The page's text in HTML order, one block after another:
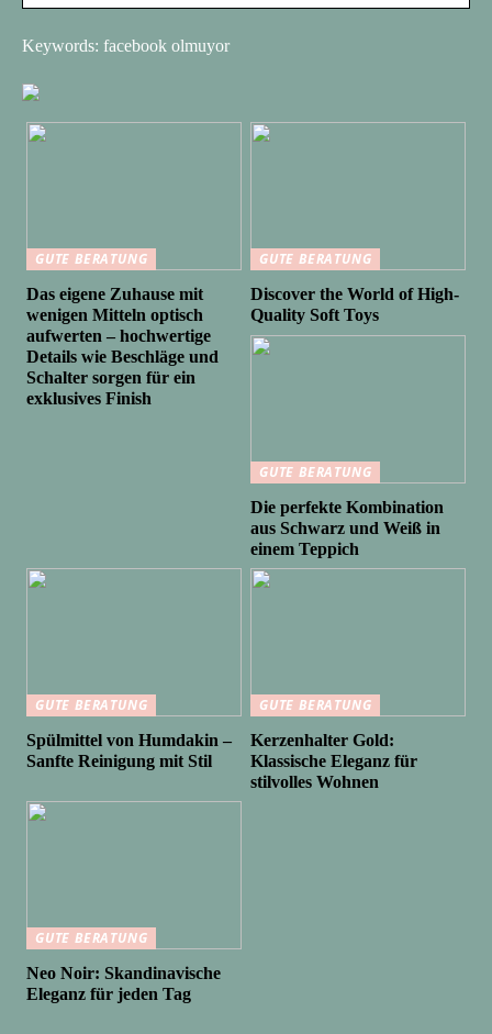
Keywords: facebook olmuyor
GUTE BERATUNG
Das eigene Zuhause mit
wenigen Mitteln optisch
aufwerten – hochwertige
Details wie Beschläge und
Schalter sorgen für ein
exklusives Finish
GUTE BERATUNG
Discover the World of High-
Quality Soft Toys
GUTE BERATUNG
Die perfekte Kombination
aus Schwarz und Weiß in
einem Teppich
GUTE BERATUNG
Spülmittel von Humdakin –
Sanfte Reinigung mit Stil
GUTE BERATUNG
Kerzenhalter Gold:
Klassische Eleganz für
stilvolles Wohnen
GUTE BERATUNG
Neo Noir: Skandinavische
Eleganz für jeden Tag